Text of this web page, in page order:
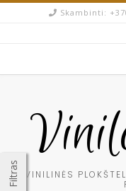
Skip
Skambinti:
VINILINĖS
Filtras